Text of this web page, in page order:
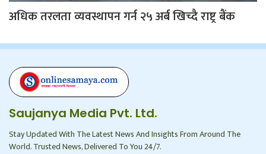
अधिक तरलता व्यवस्थापन गर्न २५ अर्ब खिच्दै राष्ट्र बैंक
Saujanya Media Pvt. Ltd.
Stay Updated With The Latest News And Insights From Around The
World. Trusted News, Delivered To You 24/7.